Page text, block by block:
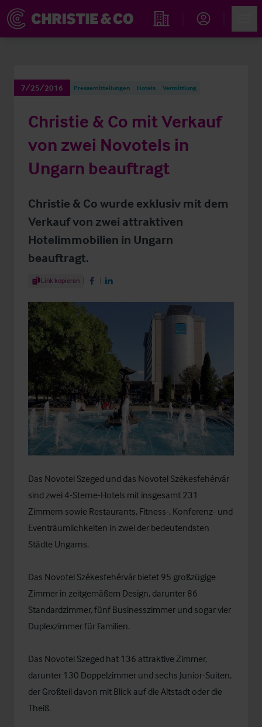
Immobiliensuche
7/25/2016 Pressemitteilungen Hotels Vermittlung
Christie & Co mit Verkauf
von zwei Novotels in
Ungarn beauftragt
Christie & Co wurde exklusiv mit dem
Verkauf von zwei attraktiven
Hotelimmobilien in Ungarn
beauftragt.
Share Article
Link kopieren Share on Facebook
Share on LinkedIn
Das Novotel Szeged und das Novotel Székesfehérvár
sind zwei 4-Sterne-Hotels mit insgesamt 231
Zimmern sowie Restaurants, Fitness-, Konferenz- und
Eventräumlichkeiten in zwei der bedeutendsten
Städte Ungarns.
Das Novotel Székesfehérvár bietet 95 großzügige
Zimmer in zeitgemäßem Design, darunter 86
Standardzimmer, fünf Businesszimmer und sogar vier
Duplexzimmer für Familien.
Das Novotel Szeged hat 136 attraktive Zimmer,
darunter 130 Doppelzimmer und sechs Junior-Suiten,
der Großteil davon mit Blick auf die Altstadt oder die
Theiß.